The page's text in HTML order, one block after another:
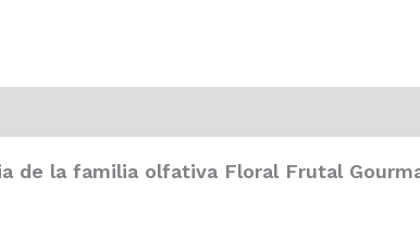
de la familia olfativa Floral Frutal